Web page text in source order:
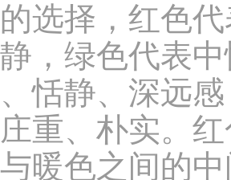
择，红色代
，绿色代表
恬静、深远
重、朴实。
暖色之间的